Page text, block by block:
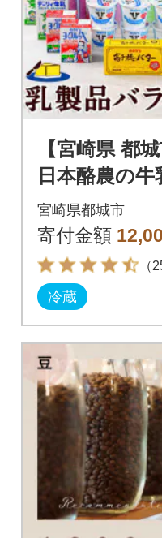
【宮崎県 都
日本酪農の牛
品バラエティ
宮崎県都城市
寄付金額
（
冷蔵